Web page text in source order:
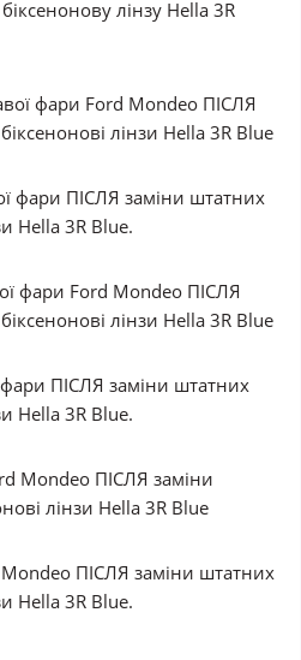
лінзу Hella 3R
фари ПІСЛЯ заміни штатних
Hella 3R Blue.
ПІСЛЯ заміни штатних
Hella 3R Blue.
ПІСЛЯ заміни штатних
Hella 3R Blue.